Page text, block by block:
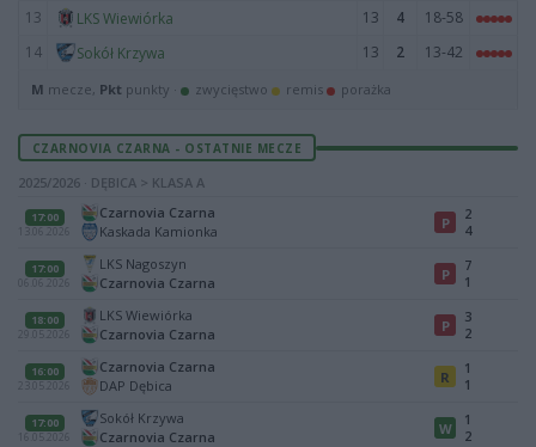
13
LKS Wiewiórka 13 4
18-58
14
Sokół Krzywa 13 2 13-42
M mecze, Pkt punkty · zwycięstwo remis porażka
CZARNOVIA CZARNA - OSTATNIE MECZE
2025/2026 · DĘBICA > KLASA A
17:00
13.06.2026
Czarnovia Czarna
Kaskada Kamionka
P
2
4
17:00
06.06.2026
LKS Nagoszyn
Czarnovia Czarna
P
7
1
18:00
29.05.2026
LKS Wiewiórka
Czarnovia Czarna
P
3
2
16:00
23.05.2026
Czarnovia Czarna
DAP Dębica
R
1
1
17:00
16.05.2026
Sokół Krzywa
Czarnovia Czarna
W
1
2